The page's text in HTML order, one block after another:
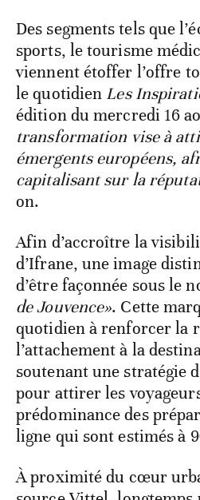
Des segments tels que
sports, le tourisme
viennent étoffer l’offre
le quotidien Les
édition du mercredi 16
transformation vise à
émergents européens,
capitalisant sur la
on.
Afin d’accroître la
d’Ifrane, une image
d’être façonnée sous le
de Jouvence». Cette
quotidien à renforcer la
l’attachement à la
soutenant une stratégie
pour attirer les
prédominance des
ligne qui sont estimés à
À proximité du cœur